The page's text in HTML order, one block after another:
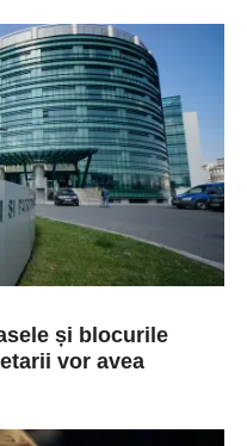
de euro ce
și blocurile
vor avea